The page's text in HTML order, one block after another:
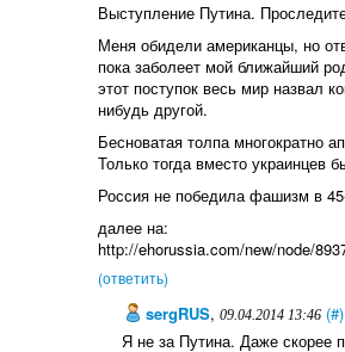
Выступление Путина.
Меня обидели американцы, но
пока заболеет мой ближайший
этот поступок весь мир назвал
нибудь другой.
Бесноватая толпа многократно
Только тогда вместо украинцев
Россия не победила фашизм в
далее на:
http://ehorussia.com/new/node/
(ответить)
sergRUS,09.04.2014 13:46 (#)
Я не за Путина. Даже скорее